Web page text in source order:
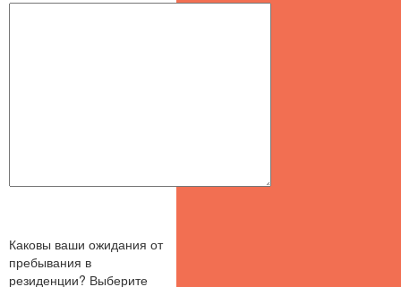
Каковы ваши ожидания от
пребывания в
резиденции? Выберите